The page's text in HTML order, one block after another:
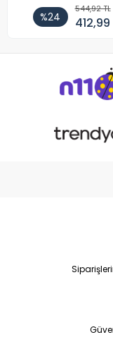
%24
544,92 TL
412,99